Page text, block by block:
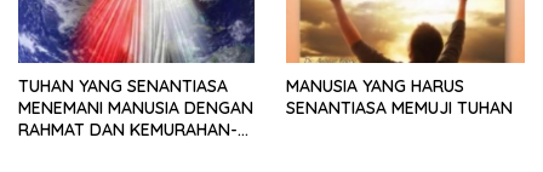
TUHAN YANG SENANTIASA
MENEMANI MANUSIA DENGAN
RAHMAT DAN KEMURAHAN-
MANUSIA YANG HARUS
SENANTIASA MEMUJI TUHAN